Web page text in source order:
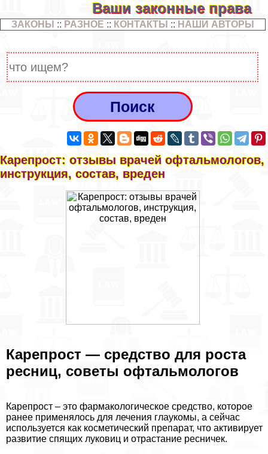
Ваши законные права
ЗАКОНЫ :: РАЗНОЕ :: КОНТАКТЫ :: НАШИ АВТОРЫ
Карепрост: отзывы врачей офтальмологов,
инструкция, состав, вреден
Карепрост — средство для роста
ресниц, советы офтальмологов
Карепрост – это фармакологическое средство, которое
ранее применялось для лечения глаукомы, а сейчас
используется как косметический препарат, что активирует
развитие спящих луковиц и отрастание ресничек.